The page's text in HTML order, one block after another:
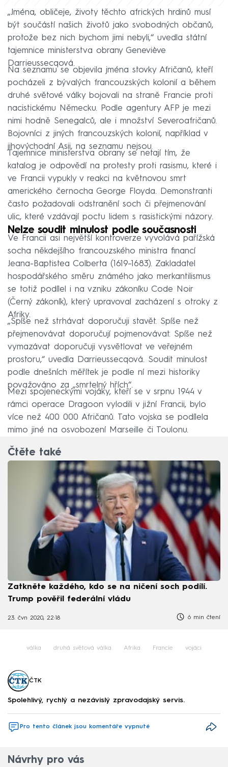
„Jména, obličeje, životy těchto afrických hrdinů musí
být součástí našich životů jako svobodných občanů,
protože bez nich bychom jimi nebyli,“ uvedla státní
tajemnice ministerstva obrany Geneviève
Darrieussecqová.
Na seznamu se objevila jména stovky Afričanů, kteří
pocházeli z bývalých francouzských kolonií a během
druhé světové války bojovali na straně Francie proti
nacistickému Německu. Podle agentury AFP je mezi
nimi hodně Senegalců, ale i množství Severoafričanů.
Bojovníci z jiných francouzských kolonií, například v
jihovýchodní Asii, na seznamu nejsou.
Tajemnice ministerstva obrany se netají tím, že
katalog je odpovědí na protesty proti rasismu, které i
ve Francii vypukly v reakci na květnovou smrt
amerického černocha George Floyda. Demonstranti
často požadovali odstranění soch či přejmenování
ulic, které vzdávají poctu lidem s rasistickými názory.
Nelze soudit minulost podle současnosti
Ve Francii asi největší kontroverze vyvolává pařížská
socha někdejšího francouzského ministra financí
Jeana-Baptistea Colberta (1619–1683). Zakladatel
hospodářského směru známého jako merkantilismus
se totiž podílel i na vzniku zákoníku Code Noir
(Černý zákoník), který upravoval zacházení s otroky z
Afriky.
„Spíše než strhávat doporučuji stavět. Spíše než
přejmenovávat doporučují pojmenovávat. Spíše než
vymazávat doporučuji vysvětlovat ve veřejném
prostoru,“ uvedla Darrieussecqová. Soudit minulost
podle dnešních měřítek je podle ní mezi historiky
považováno za „smrtelný hřích“.
Mezi spojeneckými vojáky, kteří se v srpnu 1944 v
rámci operace Dragoon vylodili v jižní Francii, bylo
více než 400 000 Afričanů. Tato vojska se podílela
mimo jiné na osvobození Marseille či Toulonu.
Čtěte také
Zatkněte každého, kdo se na ničení soch podílí.
Trump pověřil federální vládu
23. čvn 2020, 22:18 6 min čtení
válka druhá světová válka Afrika Francie vojáci
ČTK
Spolehlivý, rychlý a nezávislý zpravodajský servis.
Pro tento článek jsou komentáře vypnuté
Návrhy pro vás